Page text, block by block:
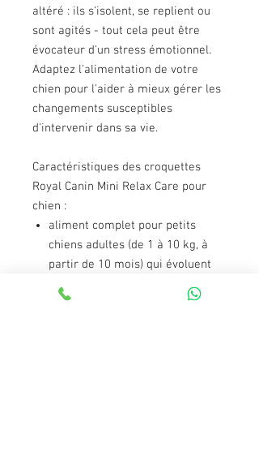
altéré : ils s'isolent, se replient ou
sont agités - tout cela peut être
évocateur d'un stress émotionnel.
Adaptez l'alimentation de votre
chien pour l'aider à mieux gérer les
changements susceptibles
d'intervenir dans sa vie.
Caractéristiques des croquettes
Royal Canin Mini Relax Care pour
chien :
aliment complet pour petits
chiens adultes (de 1 à 10 kg, à
partir de 10 mois) qui évoluent
dans un environnement
changeant